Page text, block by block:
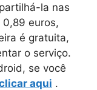
la nas
euros,
é gratuita,
o serviço.
se você
aqui .